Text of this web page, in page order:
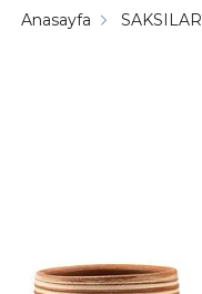
Anasayfa SAKSILAR